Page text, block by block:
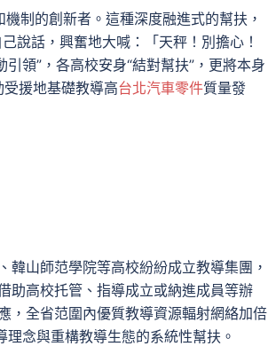
機制的創新者。這種深度融進式的幫扶，
說話，興奮地大喊：「天秤！別擔心！
領”，各高校安身“結對幫扶”，更將本身
受援地基礎教導高台北汽車零件質量發
山師范學院等高校紛紛成立教導集團，
助高校托管、指導成立或納進成員等辦
，全省范圍內優質教導資源輻射網絡加倍
念與重構教導生態的系統性幫扶。